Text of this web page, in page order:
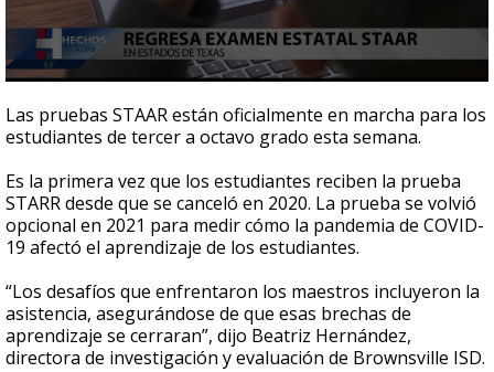
seconds
of
47
Las pruebas STAAR están oficialmente en marcha para los
estudiantes de tercer a octavo grado esta semana.
Es la primera vez que los estudiantes reciben la prueba
STARR desde que se canceló en 2020. La prueba se volvió
opcional en 2021 para medir cómo la pandemia de COVID-
19 afectó el aprendizaje de los estudiantes.
“Los desafíos que enfrentaron los maestros incluyeron la
asistencia, asegurándose de que esas brechas de
aprendizaje se cerraran”, dijo Beatriz Hernández,
directora de investigación y evaluación de Brownsville ISD.